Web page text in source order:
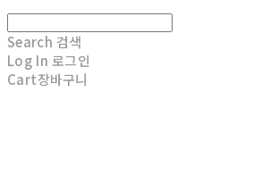
Search 검색
Log In 로그인
Cart장바구니